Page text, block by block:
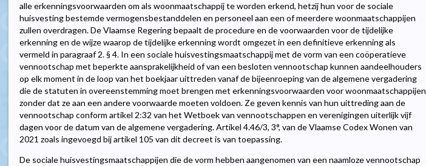
alle erkenningsvoorwaarden om als woonmaatschappij te worden erkend, hetzij hun voor de sociale
huisvesting bestemde vermogensbestanddelen en personeel aan een of meerdere woonmaatschappijen
zullen overdragen. De Vlaamse Regering bepaalt de procedure en de voorwaarden voor de tijdelijke
erkenning en de wijze waarop de tijdelijke erkenning wordt omgezet in een definitieve erkenning als
vermeld in paragraaf 2. § 4. In een sociale huisvestingsmaatschappij met de vorm van een coöperatieve
vennootschap met beperkte aansprakelijkheid of van een besloten vennootschap kunnen aandeelhouders
op elk moment in de loop van het boekjaar uittreden vanaf de bijeenroeping van de algemene vergadering
die de statuten in overeenstemming moet brengen met erkenningsvoorwaarden voor woonmaatschappijen
zonder dat ze aan een andere voorwaarde moeten voldoen. Ze geven kennis van hun uittreding aan de
vennootschap conform artikel 2:32 van het Wetboek van vennootschappen en verenigingen uiterlijk vijf
dagen voor de datum van de algemene vergadering. Artikel 4.46/3, 3°, van de Vlaamse Codex Wonen van
2021 zoals ingevoegd bij artikel 105 van dit decreet is van toepassing.
De sociale huisvestingsmaatschappijen die de vorm hebben aangenomen van een naamloze vennootschap